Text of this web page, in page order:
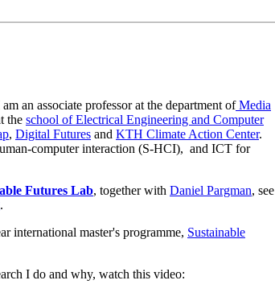
an associate professor at the department ofMedia
the school of Electrical Engineering and Computer
, Digital Futures and KTH Climate Action Center.
computer interaction (S-HCI), and ICT for
Futures Lab, together with Daniel Pargman, see
.
international master's programme, Sustainable
I do and why, watch this video: